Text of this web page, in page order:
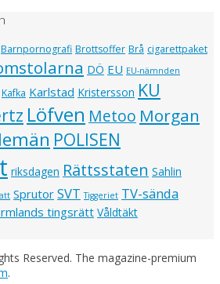
Barnpornografi Brottsoffer Brå cigarettpaket
DÖ EU EU-nämnden
Kafka Karlstad Kristersson KU
Löfven Metoo Morgan
POLISEN
riksdagen Rättsstaten Sahlin
Sprutor SVT Tiggeriet TV-sända
tingsrätt Våldtäkt
Reserved. The magazine-premium
.